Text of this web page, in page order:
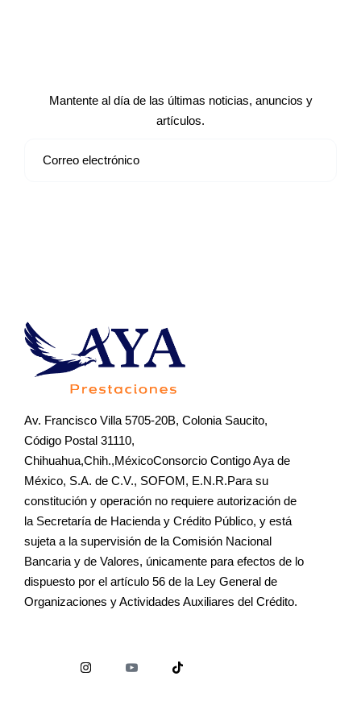
Mantente al día de las últimas noticias, anuncios y
artículos.
Av. Francisco Villa 5705-20B, Colonia Saucito,
Código Postal 31110,
Chihuahua,Chih.,MéxicoConsorcio Contigo Aya de
México, S.A. de C.V., SOFOM, E.N.R.Para su
constitución y operación no requiere autorización de
la Secretaría de Hacienda y Crédito Público, y está
sujeta a la supervisión de la Comisión Nacional
Bancaria y de Valores, únicamente para efectos de lo
dispuesto por el artículo 56 de la Ley General de
Organizaciones y Actividades Auxiliares del Crédito.